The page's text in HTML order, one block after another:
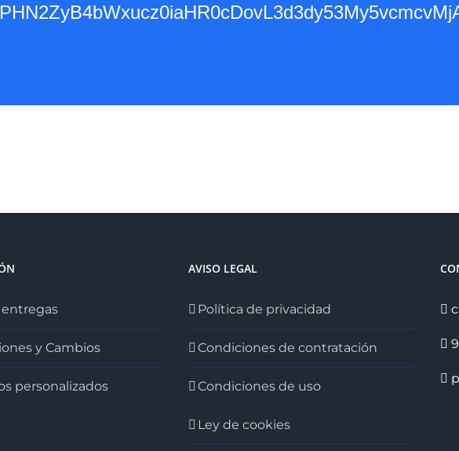
entregas
y Cambios
personalizados
AVISO LEGAL
Política de privacidad
Condiciones de contratación
Condiciones de uso
Ley de cookies